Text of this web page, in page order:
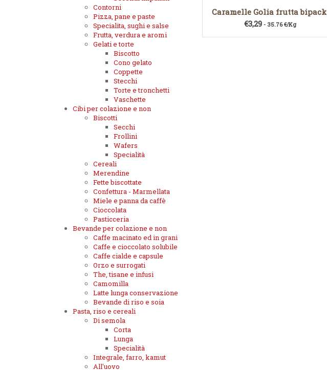
Caramelle Golia frutta bipack
€3,29 - 35.76 €/Kg
Contorni
Pizza, pane e paste
Specialita, sughi e salse
Frutta, verdura e aromi
Gelati e torte
Biscotto
Cono gelato
Coppette
Stecchi
Torte e tronchetti
Vaschette
Cibi per colazione e non
Biscotti
Secchi
Frollini
Wafers
Specialità
Cereali
Merendine
Fette biscottate
Confettura - Marmellata
Miele e panna da caffè
Cioccolata
Pasticceria
Bevande per colazione e non
Caffe macinato ed in grani
Caffe e cioccolato solubile
Caffe cialde e capsule
Orzo e surrogati
The, tisane e infusi
Camomilla
Latte lunga conservazione
Bevande di riso e soia
Pasta, riso e cereali
Di semola
Corta
Lunga
Specialità
Integrale, farro, kamut
All'uovo